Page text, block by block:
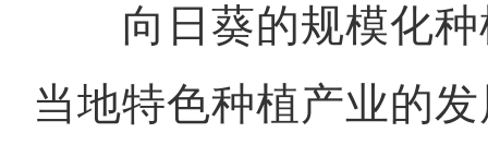
向日葵的规模化种
当地特色种植产业的